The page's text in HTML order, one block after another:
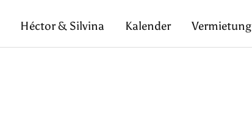
Héctor & Silvina Kalender Vermietung